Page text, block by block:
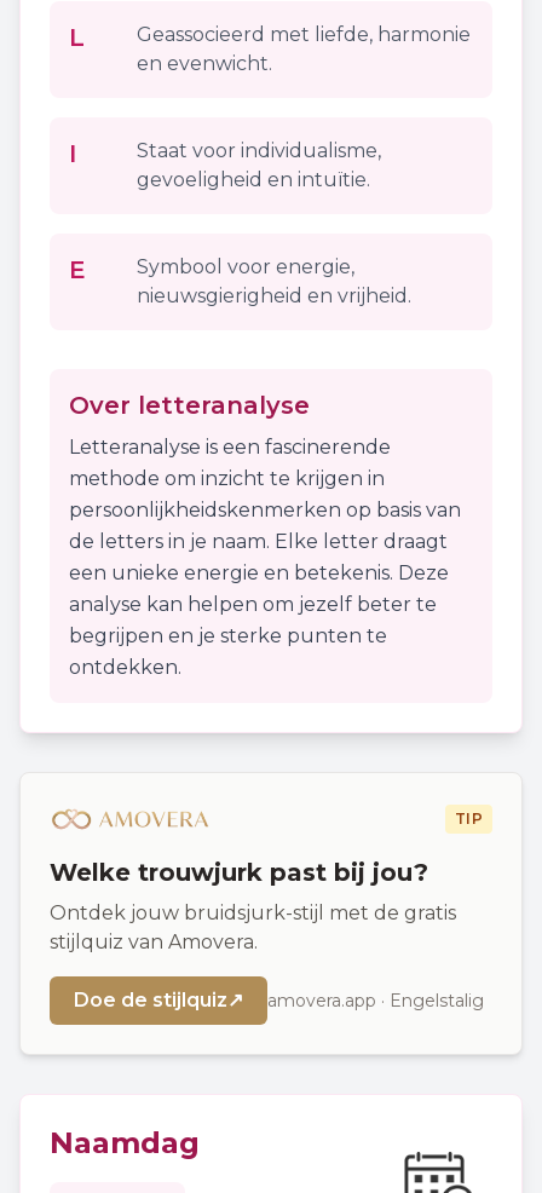
L
Geassocieerd met liefde, harmonie
en evenwicht.
I
Staat voor individualisme,
gevoeligheid en intuïtie.
E
Symbool voor energie,
nieuwsgierigheid en vrijheid.
Over letteranalyse
Letteranalyse is een fascinerende
methode om inzicht te krijgen in
persoonlijkheidskenmerken op basis van
de letters in je naam. Elke letter draagt
een unieke energie en betekenis. Deze
analyse kan helpen om jezelf beter te
begrijpen en je sterke punten te
ontdekken.
TIP
Welke trouwjurk past bij jou?
Ontdek jouw bruidsjurk-stijl met de gratis
stijlquiz van Amovera.
Doe de stijlquiz↗ amovera.app · Engelstalig
Naamdag